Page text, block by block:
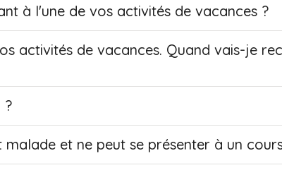
à l'une de vos activités de vacances ?
activités de vacances. Quand vais-je
?
et ne peut se présenter à un